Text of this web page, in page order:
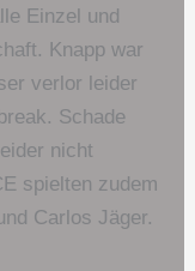
Einzel und
Knapp war
verlor leider
Schade
nicht
spielten zudem
Carlos Jäger.